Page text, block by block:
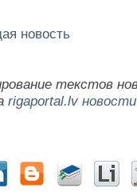
новость
текстов
rigaportal.lv новости